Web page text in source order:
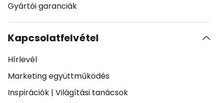
Gyártói garanciák
Kapcsolatfelvétel
Hírlevél
Marketing együttműködés
Inspirációk | Világítási tanácsok